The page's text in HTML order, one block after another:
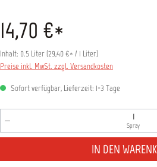
14,70 €*
Inhalt: 0.5 Liter (29,40 €* / 1 Liter)
Preise inkl. MwSt. zzgl. Versandkosten
Sofort verfügbar, Lieferzeit: 1-3 Tage
Produkt Anzahl: Gib den
Spray
IN DEN